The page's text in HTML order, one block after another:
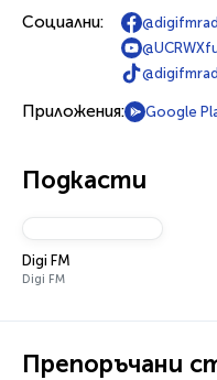
Социални:
Приложения: Google
Подкасти
Digi FM
Digi FM
Препоръчани